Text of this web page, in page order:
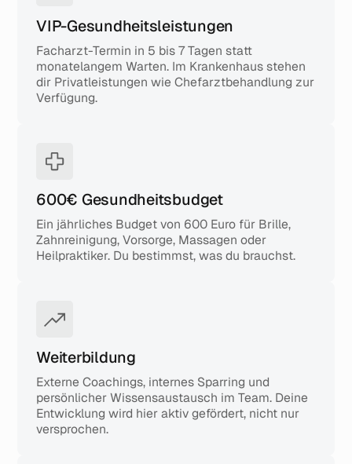
VIP-Gesundheitsleistungen
Facharzt-Termin in 5 bis 7 Tagen statt
monatelangem Warten. Im Krankenhaus stehen
dir Privatleistungen wie Chefarztbehandlung zur
Verfügung.
600€ Gesundheitsbudget
Ein jährliches Budget von 600 Euro für Brille,
Zahnreinigung, Vorsorge, Massagen oder
Heilpraktiker. Du bestimmst, was du brauchst.
Weiterbildung
Externe Coachings, internes Sparring und
persönlicher Wissensaustausch im Team. Deine
Entwicklung wird hier aktiv gefördert, nicht nur
versprochen.